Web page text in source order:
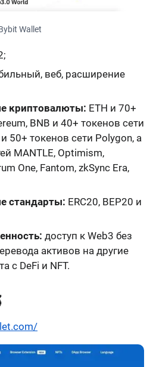
Wallet
веб, расширение
криптовалюты: ETH и 70+
BNB и 40+ токенов сети
50+ токенов сети Polygon, а
MANTLE, Optimism,
One, Fantom, zkSync Era,
стандарты: ERC20, BEP20 и
доступ к Web3 без
активов на другие
с DeFi и NFT.